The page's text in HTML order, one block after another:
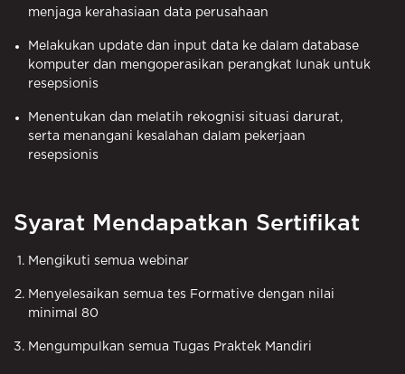
menjaga kerahasiaan data perusahaan
Melakukan update dan input data ke dalam database
komputer dan mengoperasikan perangkat lunak untuk
resepsionis
Menentukan dan melatih rekognisi situasi darurat,
serta menangani kesalahan dalam pekerjaan
resepsionis
Syarat Mendapatkan Sertifikat
Mengikuti semua webinar
Menyelesaikan semua tes Formative dengan nilai
minimal 80
Mengumpulkan semua Tugas Praktek Mandiri